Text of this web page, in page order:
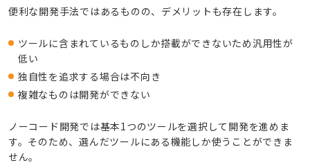
便利な開発手法ではあるものの、デメリットも存在します。
ツールに含まれているものしか搭載ができないため汎用性が
低い
独自性を追求する場合は不向き
複雑なものは開発ができない
ノーコード開発では基本1つのツールを選択して開発を進めま
す。そのため、選んだツールにある機能しか使うことができま
せん。